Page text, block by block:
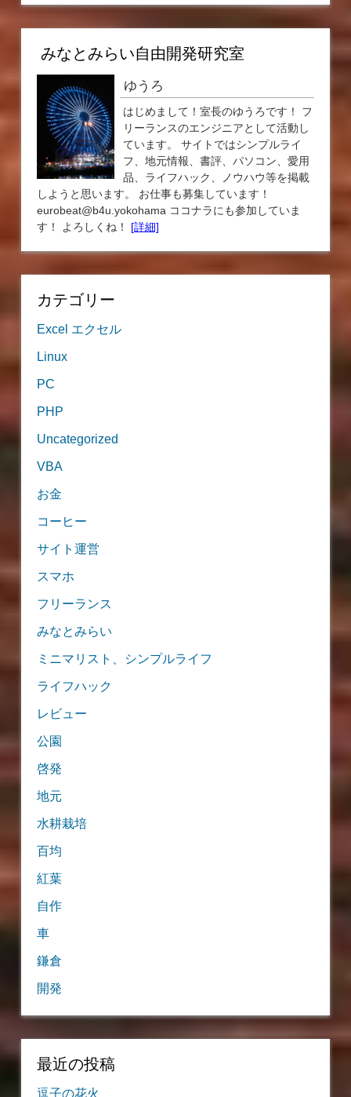
みなとみらい自由開発研究室
ゆうろ
はじめまして！室長のゆうろです！ フ
リーランスのエンジニアとして活動し
ています。 サイトではシンプルライ
フ、地元情報、書評、パソコン、愛用
品、ライフハック、ノウハウ等を掲載
しようと思います。 お仕事も募集しています！
eurobeat@b4u.yokohama ココナラにも参加していま
す！ よろしくね！
[詳細]
カテゴリー
Excel エクセル
Linux
PC
PHP
Uncategorized
VBA
お金
コーヒー
サイト運営
スマホ
フリーランス
みなとみらい
ミニマリスト、シンプルライフ
ライフハック
レビュー
公園
啓発
地元
水耕栽培
百均
紅葉
自作
車
鎌倉
開発
最近の投稿
逗子の花火